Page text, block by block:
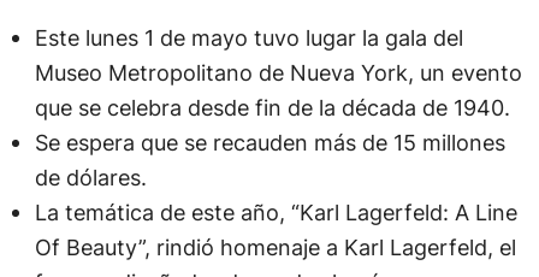
Este lunes 1 de mayo tuvo lugar la gala del
Museo Metropolitano de Nueva York, un evento
que se celebra desde fin de la década de 1940.
Se espera que se recauden más de 15 millones
de dólares.
La temática de este año, “Karl Lagerfeld: A Line
Of Beauty”, rindió homenaje a Karl Lagerfeld, el